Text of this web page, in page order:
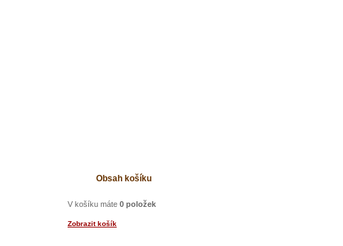
Obsah košíku
V košíku máte 0 položek
Zobrazit košík